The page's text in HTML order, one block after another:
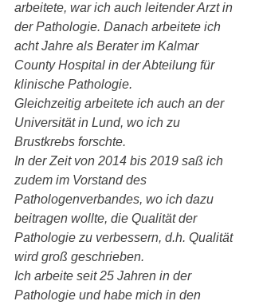
arbeitete, war ich auch leitender Arzt in
der Pathologie. Danach arbeitete ich
acht Jahre als Berater im Kalmar
County Hospital in der Abteilung für
klinische Pathologie.
Gleichzeitig arbeitete ich auch an der
Universität in Lund, wo ich zu
Brustkrebs forschte.
In der Zeit von 2014 bis 2019 saß ich
zudem im Vorstand des
Pathologenverbandes, wo ich dazu
beitragen wollte, die Qualität der
Pathologie zu verbessern, d.h. Qualität
wird groß geschrieben.
Ich arbeite seit 25 Jahren in der
Pathologie und habe mich in den